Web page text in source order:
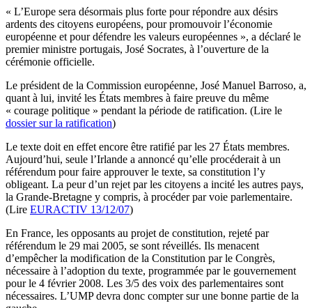
« L’Europe sera désormais plus forte pour répondre aux désirs
ardents des citoyens européens, pour promouvoir l’économie
européenne et pour défendre les valeurs européennes », a déclaré le
premier ministre portugais, José Socrates, à l’ouverture de la
cérémonie officielle.
Le président de la Commission européenne, José Manuel Barroso, a,
quant à lui, invité les États membres à faire preuve du même
« courage politique » pendant la période de ratification. (Lire le
dossier sur la ratification)
Le texte doit en effet encore être ratifié par les 27 États membres.
Aujourd’hui, seule l’Irlande a annoncé qu’elle procéderait à un
référendum pour faire approuver le texte, sa constitution l’y
obligeant. La peur d’un rejet par les citoyens a incité les autres pays,
la Grande-Bretagne y compris, à procéder par voie parlementaire.
(Lire EURACTIV 13/12/07)
En France, les opposants au projet de constitution, rejeté par
référendum le 29 mai 2005, se sont réveillés. Ils menacent
d’empêcher la modification de la Constitution par le Congrès,
nécessaire à l’adoption du texte, programmée par le gouvernement
pour le 4 février 2008. Les 3/5 des voix des parlementaires sont
nécessaires. L’UMP devra donc compter sur une bonne partie de la